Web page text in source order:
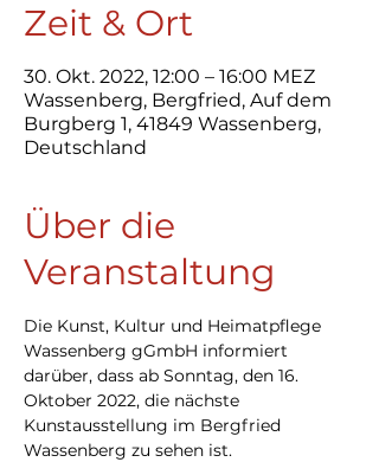
Zeit & Ort
30. Okt. 2022, 12:00 – 16:00 MEZ
Wassenberg, Bergfried, Auf dem
Burgberg 1, 41849 Wassenberg,
Deutschland
Über die
Veranstaltung
Die Kunst, Kultur und Heimatpflege
Wassenberg gGmbH informiert
darüber, dass ab Sonntag, den 16.
Oktober 2022, die nächste
Kunstausstellung im Bergfried
Wassenberg zu sehen ist.